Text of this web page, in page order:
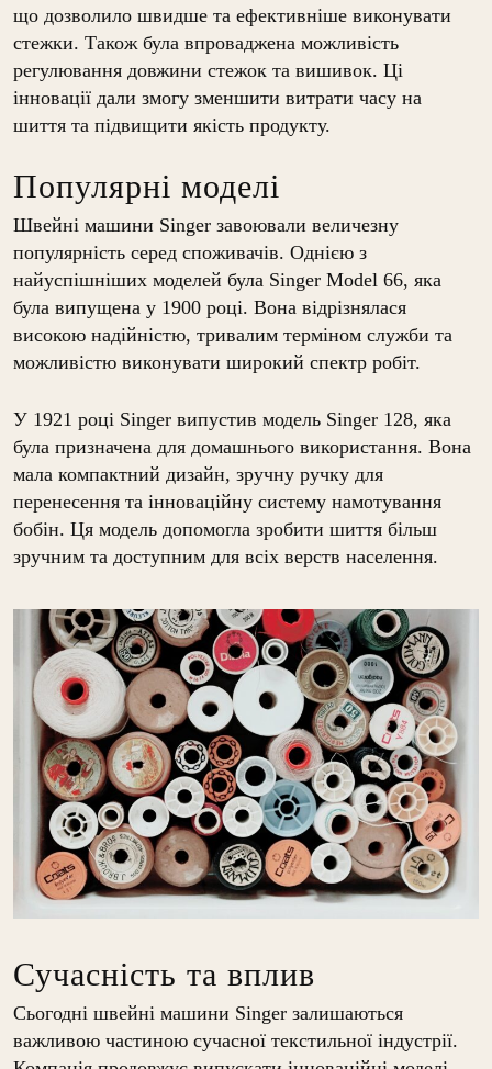
що дозволило швидше та ефективніше виконувати
стежки. Також була впроваджена можливість
регулювання довжини стежок та вишивок. Ці
інновації дали змогу зменшити витрати часу на
шиття та підвищити якість продукту.
Популярні моделі
Швейні машини Singer завоювали величезну
популярність серед споживачів. Однією з
найуспішніших моделей була Singer Model 66, яка
була випущена у 1900 році. Вона відрізнялася
високою надійністю, тривалим терміном служби та
можливістю виконувати широкий спектр робіт.
У 1921 році Singer випустив модель Singer 128, яка
була призначена для домашнього використання. Вона
мала компактний дизайн, зручну ручку для
перенесення та інноваційну систему намотування
бобін. Ця модель допомогла зробити шиття більш
зручним та доступним для всіх верств населення.
Сучасність та вплив
Сьогодні швейні машини Singer залишаються
важливою частиною сучасної текстильної індустрії.